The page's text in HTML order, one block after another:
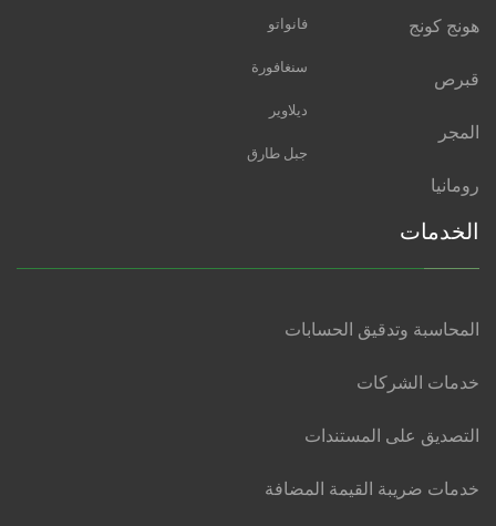
هونج كونج
قبرص
المجر
رومانيا
فانواتو
سنغافورة
ديلاوير
جبل طارق
الخدمات
المحاسبة وتدقيق الحسابات
خدمات الشركات
التصديق على المستندات
خدمات ضريبة القيمة المضافة